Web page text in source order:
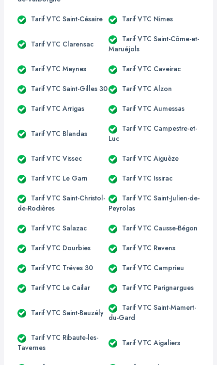
Tarif VTC Saint-Césaire Tarif VTC Nimes
Tarif VTC Clarensac
Tarif VTC Saint-Côme-et-
Maruéjols
Tarif VTC Meynes Tarif VTC Caveirac
Tarif VTC Saint-Gilles 30 Tarif VTC Alzon
Tarif VTC Arrigas Tarif VTC Aumessas
Tarif VTC Blandas
Tarif VTC Campestre-et-
Luc
Tarif VTC Vissec Tarif VTC Aiguèze
Tarif VTC Le Garn Tarif VTC Issirac
Tarif VTC Saint-Christol-
de-Rodières
Tarif VTC Saint-Julien-de-
Peyrolas
Tarif VTC Salazac Tarif VTC Causse-Bégon
Tarif VTC Dourbies Tarif VTC Revens
Tarif VTC Tréves 30 Tarif VTC Camprieu
Tarif VTC Le Cailar Tarif VTC Parignargues
Tarif VTC Saint-Bauzély
Tarif VTC Saint-Mamert-
du-Gard
Tarif VTC Ribaute-les-
Tavernes
Tarif VTC Aigaliers